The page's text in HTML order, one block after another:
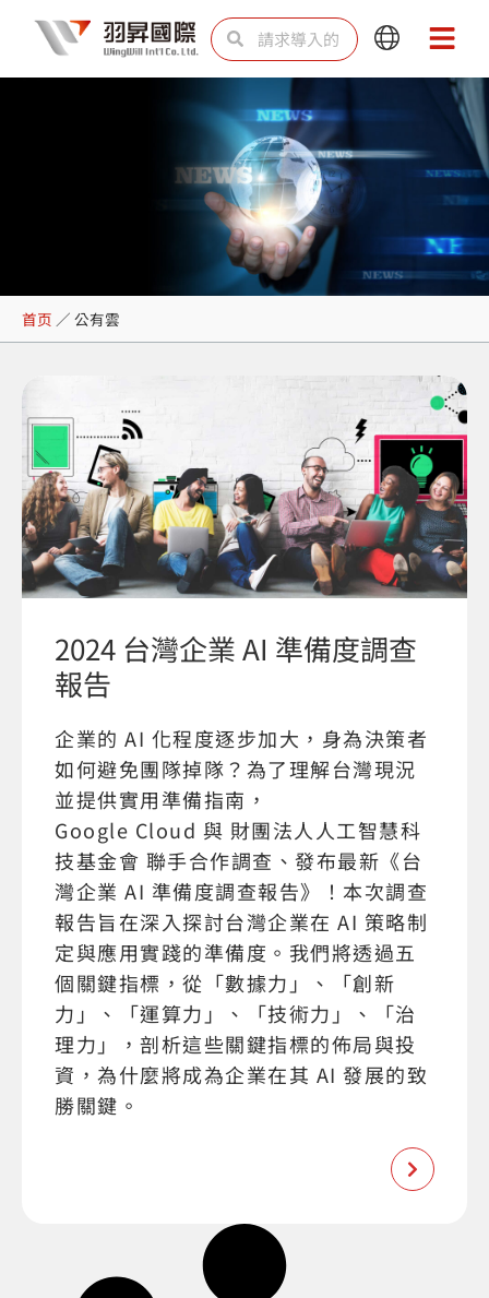
内
SearchSearch
Main
Menu
Main
Menu
公有雲
首页 ／ 公有雲
2024 台灣企業 AI 準備度調查
報告
企業的 AI 化程度逐步加大，身為決策者
如何避免團隊掉隊？為了理解台灣現況
並提供實用準備指南，
Google Cloud 與 財團法人人工智慧科
技基金會 聯手合作調查、發布最新《台
灣企業 AI 準備度調查報告》！本次調查
報告旨在深入探討台灣企業在 AI 策略制
定與應用實踐的準備度。我們將透過五
個關鍵指標，從「數據力」、「創新
力」、「運算力」、「技術力」、「治
理力」，剖析這些關鍵指標的佈局與投
資，為什麼將成為企業在其 AI 發展的致
勝關鍵。